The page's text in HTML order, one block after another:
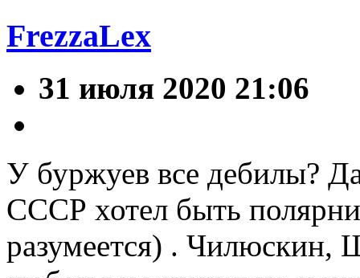
FrezzaLex
31 июля 2020 21:06
У буржуев все дебилы?
СССР хотел быть
разумеется) . Чилюскин,